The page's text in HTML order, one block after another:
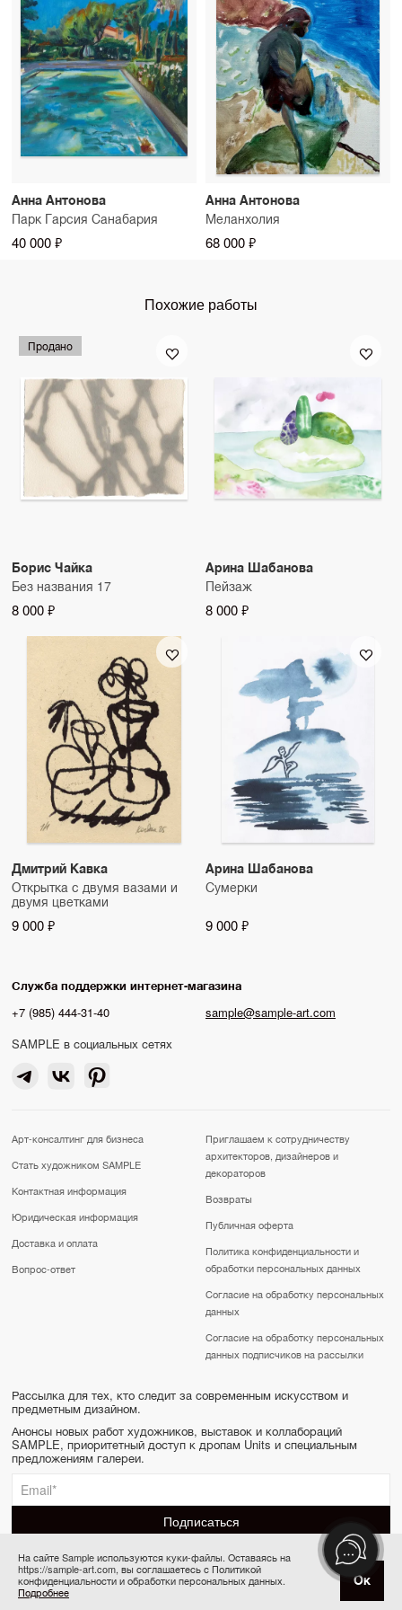
Товар отсутствует
Анна Антонова
Парк Гарсия Санабария
40 000 ₽
Анна Антонова
Меланхолия
68 000 ₽
Похожие работы
Продано
Борис Чайка
Без названия 17
8 000 ₽
Арина Шабанова
Пейзаж
8 000 ₽
Дмитрий Кавка
Открытка с двумя вазами и
двумя цветками
9 000 ₽
Арина Шабанова
Сумерки
9 000 ₽
Служба поддержки интернет-магазина
+7 (985) 444-31-40
sample@sample-art.com
SAMPLE в социальных сетях
Арт-консалтинг для бизнеса
Стать художником SAMPLE
Контактная информация
Юридическая информация
Доставка и оплата
Вопрос-ответ
Приглашаем к сотрудничеству
архитекторов, дизайнеров и
декораторов
Возвраты
Публичная оферта
Политика конфиденциальности и
обработки персональных данных
Согласие на обработку персональных
данных
Согласие на обработку персональных
данных подписчиков на рассылки
Рассылка для тех, кто следит за современным искусством и
предметным дизайном.
Анонсы новых работ художников, выставок и коллабораций
SAMPLE, приоритетный доступ к дропам Units и специальным
предложениям галереи.
SAMPLE | Online gallery & Auction © 2022-2026
Сделано в Апривер
На сайте Sample используются куки-файлы. Оставаясь на
https://sample-art.com, вы соглашаетесь с Политикой
конфиденциальности и обработки персональных данных.
Подробнее
Ок